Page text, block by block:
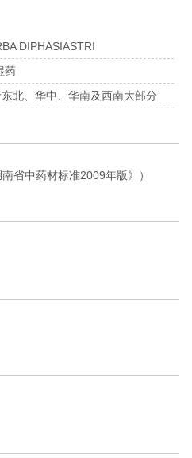
DIPHASIASTRI
药
东北、华中、华南及西南大部分
省中药材标准2009年版》）